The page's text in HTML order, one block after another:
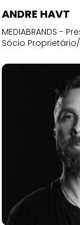
ANDRE HAVT
MEDIABRANDS -
Sócio